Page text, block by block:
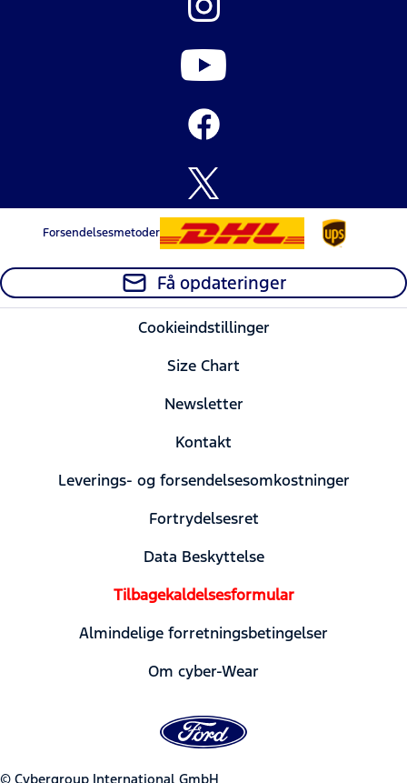
Forsendelsesmetoder
Få opdateringer
Cookieindstillinger
Size Chart
Newsletter
Kontakt
Leverings- og forsendelsesomkostninger
Fortrydelsesret
Data Beskyttelse
Tilbagekaldelsesformular
Almindelige forretningsbetingelser
Om cyber-Wear
© Cybergroup International GmbH